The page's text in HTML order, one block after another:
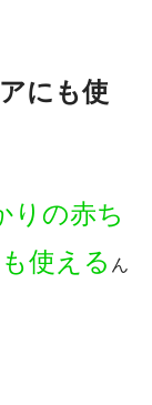
にも使
りの赤ち
使える ん